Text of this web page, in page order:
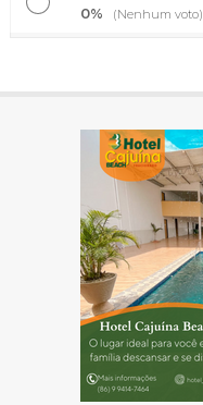
0% (Nenhum voto)